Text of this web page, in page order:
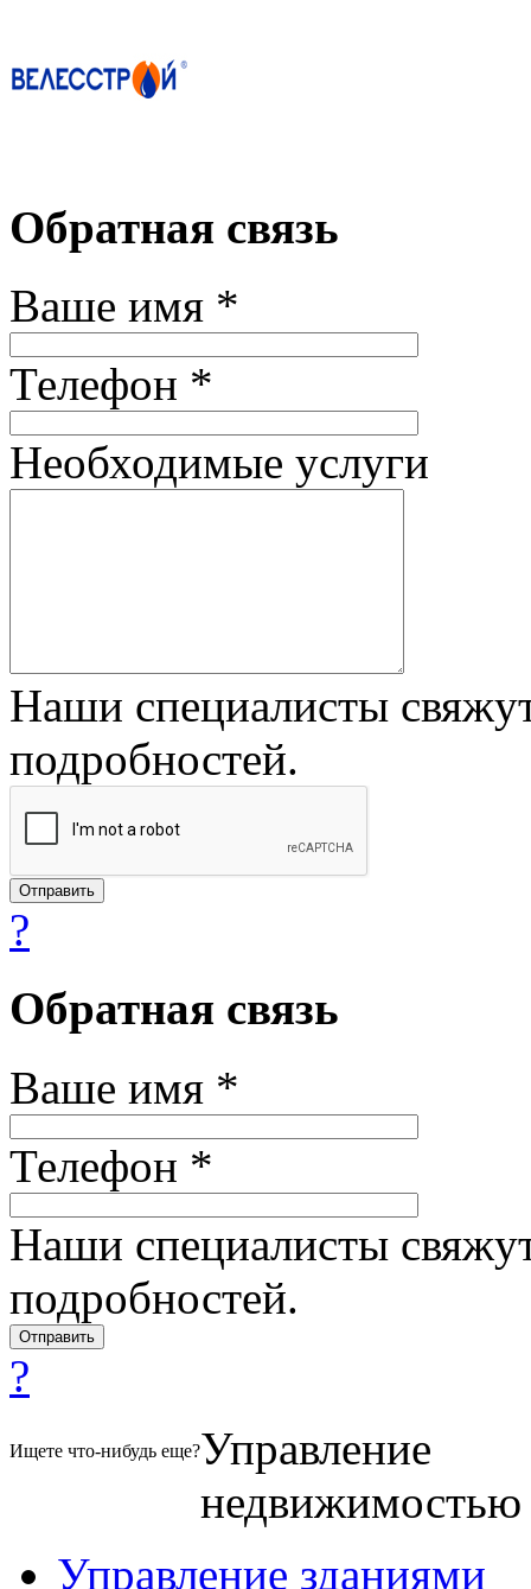
Обратная связь
Ваше имя *
Телефон *
Необходимые услуги
Наши специалисты
подробностей.
?
Обратная связь
Ваше имя *
Телефон *
Наши специалисты
подробностей.
?
Ищете что-нибудь еще?Управление
недвижимостью
Управление зданиями